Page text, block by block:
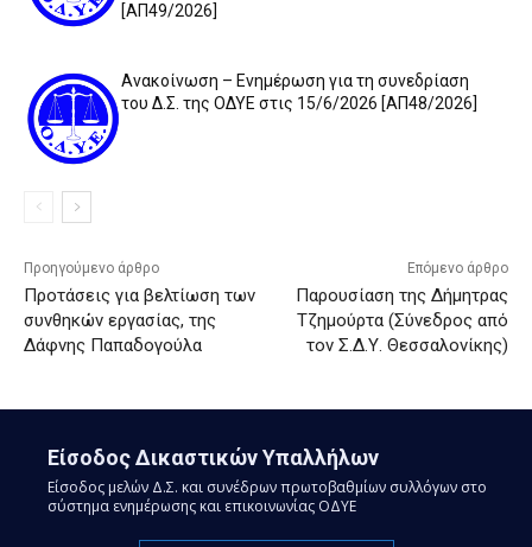
[ΑΠ49/2026]
Ανακοίνωση – Ενημέρωση για τη συνεδρίαση
του Δ.Σ. της ΟΔΥΕ στις 15/6/2026 [ΑΠ48/2026]
Προηγούμενο άρθρο
Προτάσεις για βελτίωση των
συνθηκών εργασίας, της
Δάφνης Παπαδογούλα
Επόμενο άρθρο
Παρουσίαση της Δήμητρας
Τζημούρτα (Σύνεδρος από
τον Σ.Δ.Υ. Θεσσαλονίκης)
Είσοδος Δικαστικών Υπαλλήλων
Είσοδος μελών Δ.Σ. και συνέδρων πρωτοβαθμίων συλλόγων στο
σύστημα ενημέρωσης και επικοινωνίας ΟΔΥΕ